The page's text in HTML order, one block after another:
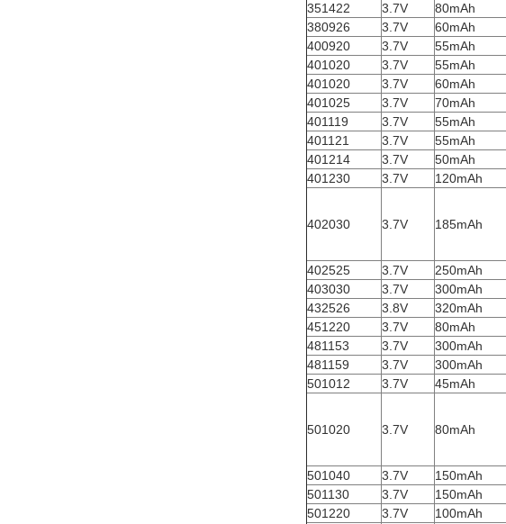
351422
3.7V 80mAh
380926
3.7V 60mAh
400920
3.7V 55mAh
401020
3.7V 55mAh
401020
3.7V 60mAh
401025
3.7V 70mAh
401119
3.7V 55mAh
401121
3.7V 55mAh
401214
3.7V 50mAh
401230
3.7V 120mAh
402030 3.7V 185mAh
402525
3.7V 250mAh
403030
3.7V 300mAh
432526
3.8V 320mAh
451220
3.7V 80mAh
481153
3.7V 300mAh
481159
3.7V 300mAh
501012
3.7V 45mAh
501020 3.7V 80mAh
501040
3.7V 150mAh
501130
3.7V 150mAh
501220
3.7V 100mAh